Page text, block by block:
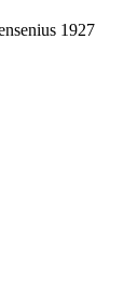
1927